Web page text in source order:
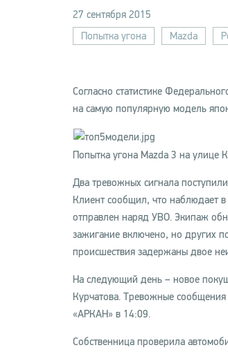
27 сентября 2015
Попытка угона
Mazda
Согласно статистике
на самую популярную модель
Попытка угона Mazda 3 на улице
Два тревожных сигнала
Клиент сообщил, что наблюдает
отправлен наряд УВО. Экипаж
зажигание включено, но других
происшествия задержаны двое
На следующий день – новое
Курчатова. Тревожные
«АРКАН» в 14:09.
Собственница проверила